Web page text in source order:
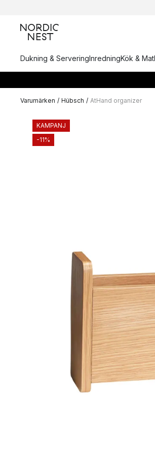
Dukning & ServeringInredningKök &
Varumärken / Hübsch / AtHand organizer
KAMPANJ
-11%